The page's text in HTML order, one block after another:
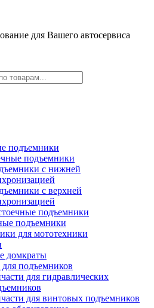
для Вашего автосервиса
подъемники
подъемники
с нижней
с верхней
подъемники
подъемники
для мототехники
домкраты
для подъемников
для гидравлических
для винтовых подъемников